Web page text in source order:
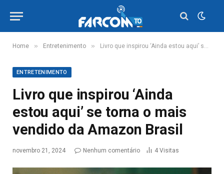
Home » Entretenimento » Livro que inspirou ‘Ainda estou aqui’ se torna o mais vendido da Amazon Brasil
ENTRETENIMENTO
Livro que inspirou ‘Ainda
estou aqui’ se torna o mais
vendido da Amazon Brasil
novembro 21, 2024 Nenhum comentário 4 Visitas